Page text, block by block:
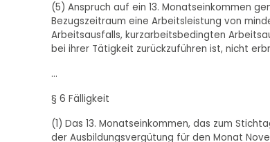
(5) Anspruch auf ein 13. Monatseinkommen
Bezugszeitraum eine Arbeitsleistung von
Arbeitsausfalls, kurzarbeitsbedingten
bei ihrer Tätigkeit zurückzuführen ist, nicht
...
§ 6 Fälligkeit
(1) Das 13. Monatseinkommen, das zum
der Ausbildungsvergütung für den Monat